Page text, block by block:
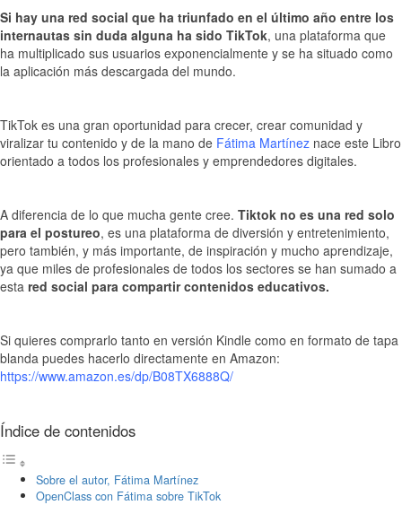
Si hay una red social que ha triunfado en el último año entre los
internautas sin duda alguna ha sido TikTok, una plataforma que
ha multiplicado sus usuarios exponencialmente y se ha situado como
la aplicación más descargada del mundo.
TikTok es una gran oportunidad para crecer, crear comunidad y
viralizar tu contenido y de la mano de Fátima Martínez nace este Libro
orientado a todos los profesionales y emprendedores digitales.
A diferencia de lo que mucha gente cree. Tiktok no es una red solo
para el postureo, es una plataforma de diversión y entretenimiento,
pero también, y más importante, de inspiración y mucho aprendizaje,
ya que miles de profesionales de todos los sectores se han sumado a
esta red social para compartir contenidos educativos.
Si quieres comprarlo tanto en versión Kindle como en formato de tapa
blanda puedes hacerlo directamente en Amazon:
https://www.amazon.es/dp/B08TX6888Q/
Índice de contenidos
Sobre el autor, Fátima Martínez
OpenClass con Fátima sobre TikTok